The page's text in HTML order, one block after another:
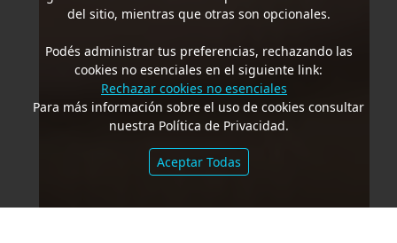
del sitio, mientras que otras son opcionales.
Podés administrar tus preferencias, rechazando las
cookies no esenciales en el siguiente link:
Rechazar cookies no esenciales
Para más información sobre el uso de cookies consultar
nuestra Política de Privacidad.
Aceptar Todas